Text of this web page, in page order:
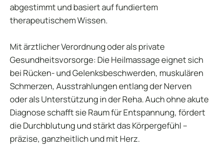
abgestimmt und basiert auf fundiertem
therapeutischem Wissen.
Mit ärztlicher Verordnung oder als private
Gesundheitsvorsorge: Die Heilmassage eignet sich
bei Rücken- und Gelenksbeschwerden, muskulären
Schmerzen, Ausstrahlungen entlang der Nerven
oder als Unterstützung in der Reha. Auch ohne akute
Diagnose schafft sie Raum für Entspannung, fördert
die Durchblutung und stärkt das Körpergefühl –
präzise, ganzheitlich und mit Herz.